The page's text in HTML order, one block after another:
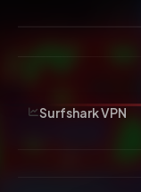
Surfshark VPN